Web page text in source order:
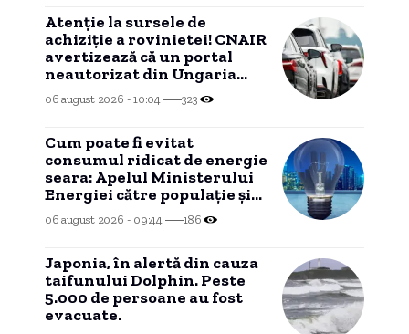
Atenție la sursele de
achiziție a rovinietei! CNAIR
avertizează că un portal
neautorizat din Ungaria
percepe costuri
suplimentare.
06 august 2026 - 10:04 323
Cum poate fi evitat
consumul ridicat de energie
seara: Apelul Ministerului
Energiei către populație și
companii
06 august 2026 - 09:44 186
Japonia, în alertă din cauza
taifunului Dolphin. Peste
5.000 de persoane au fost
evacuate.